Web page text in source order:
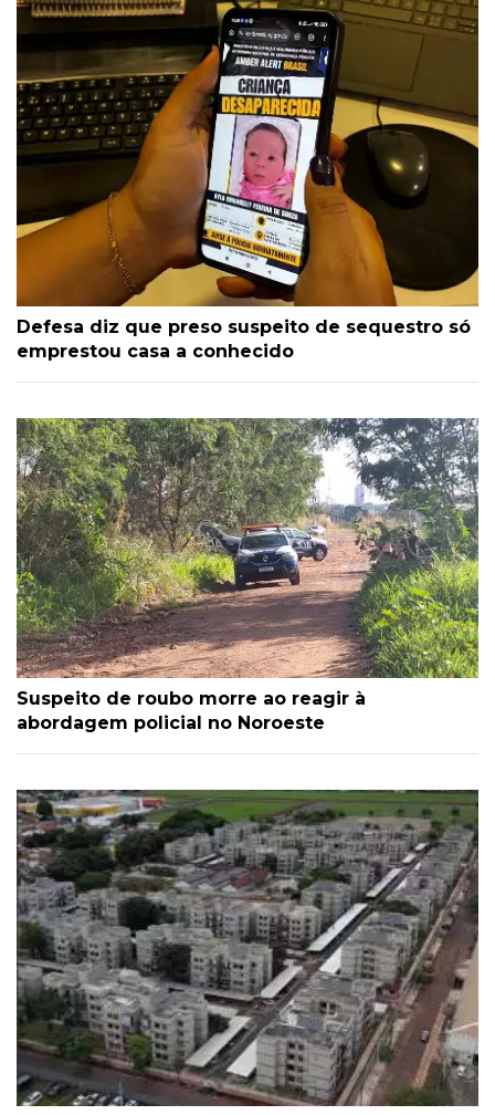
Defesa diz que preso suspeito de sequestro só
emprestou casa a conhecido
Suspeito de roubo morre ao reagir à
abordagem policial no Noroeste